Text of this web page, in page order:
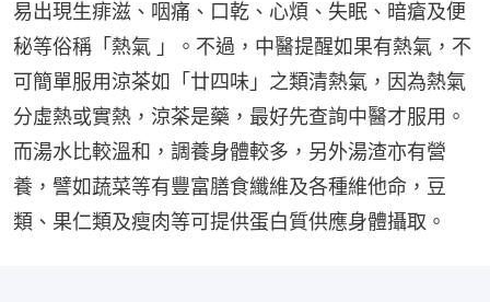
易出現生痱滋、咽痛、口乾、心煩、失眠、暗瘡及便
秘等俗稱「熱氣 」。不過，中醫提醒如果有熱氣，不
可簡單服用涼茶如「廿四味」之類清熱氣，因為熱氣
分虛熱或實熱，涼茶是藥，最好先查詢中醫才服用。
而湯水比較溫和，調養身體較多，另外湯渣亦有營
養，譬如蔬菜等有豐富膳食纖維及各種維他命，豆
類、果仁類及瘦肉等可提供蛋白質供應身體攝取。